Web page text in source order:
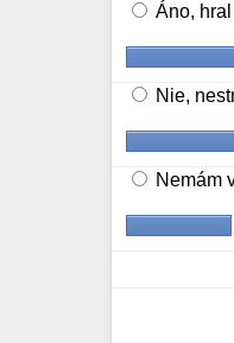
Áno,
Nie,
Nemám